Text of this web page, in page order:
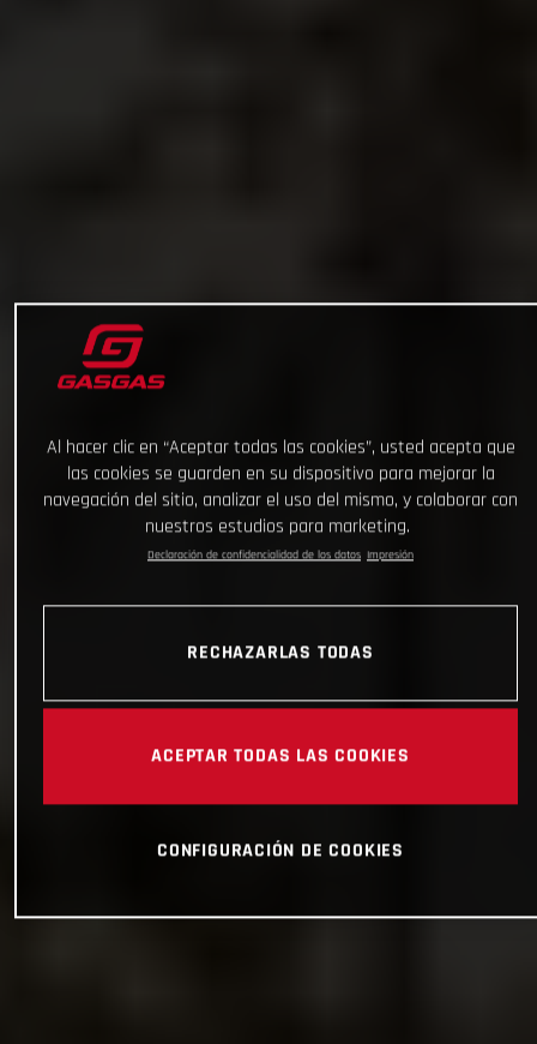
Al hacer clic en “Aceptar todas las cookies”, usted acepta que
las cookies se guarden en su dispositivo para mejorar la
navegación del sitio, analizar el uso del mismo, y colaborar con
nuestros estudios para marketing.
Declaración de confidencialidad de los datos Impresión
RECHAZARLAS TODAS
ACEPTAR TODAS LAS COOKIES
CONFIGURACIÓN DE COOKIES